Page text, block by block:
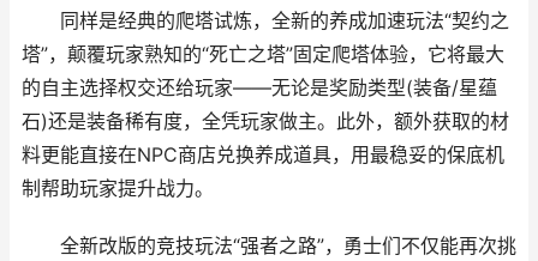
同样是经典的爬塔试炼，全新的养成加速玩法“契约之
塔”，颠覆玩家熟知的“死亡之塔”固定爬塔体验，它将最大
的自主选择权交还给玩家——无论是奖励类型(装备/星蕴
石)还是装备稀有度，全凭玩家做主。此外，额外获取的材
料更能直接在NPC商店兑换养成道具，用最稳妥的保底机
制帮助玩家提升战力。
全新改版的竞技玩法“强者之路”，勇士们不仅能再次挑